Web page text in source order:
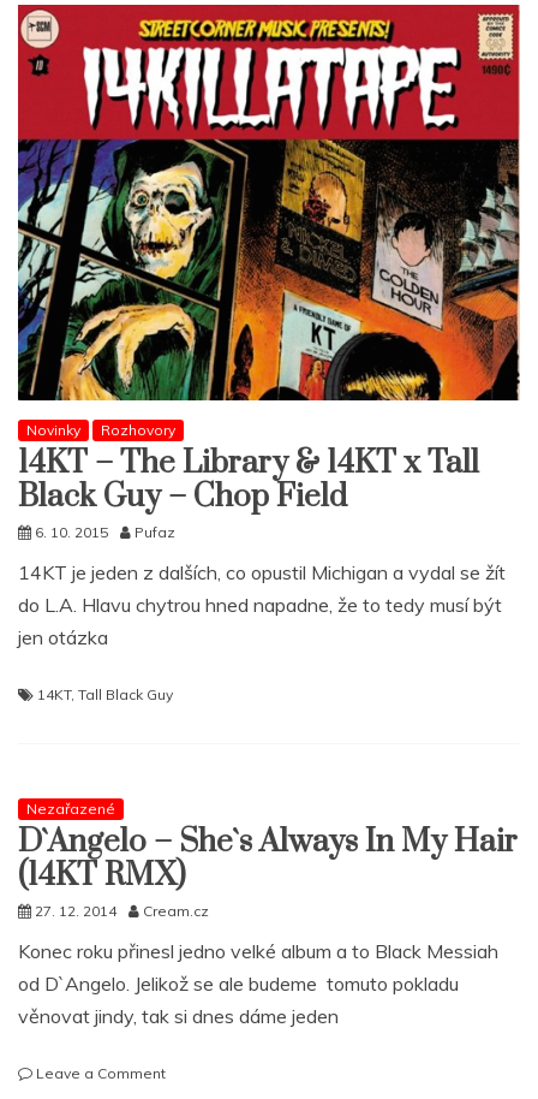
Novinky Rozhovory
14KT – The Library & 14KT x Tall
Black Guy – Chop Field
6. 10. 2015 Pufaz
14KT je jeden z dalších, co opustil Michigan a vydal se žít
do L.A. Hlavu chytrou hned napadne, že to tedy musí být
jen otázka
14KT, Tall Black Guy
Nezařazené
D`Angelo – She`s Always In My Hair
(14KT RMX)
27. 12. 2014 Cream.cz
Konec roku přinesl jedno velké album a to Black Messiah
od D`Angelo. Jelikož se ale budeme tomuto pokladu
věnovat jindy, tak si dnes dáme jeden
Leave a Commenton